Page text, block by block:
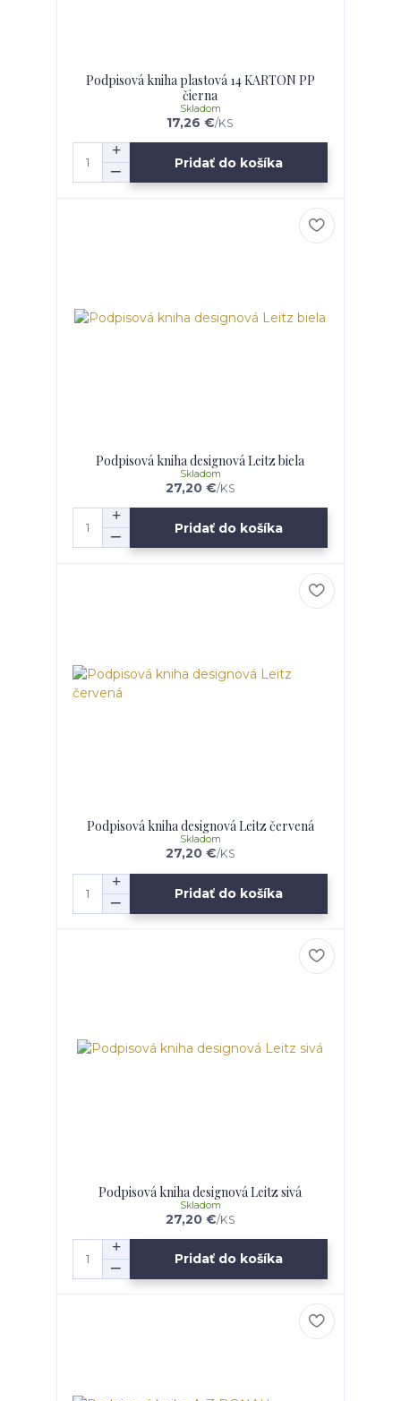
Podpisová kniha plastová 14 KARTON PP
čierna
17,26 €/KS
Skladom
Pridať do košíka
Podpisová kniha designová Leitz biela
27,20 €/KS
Skladom
Pridať do košíka
Podpisová kniha designová Leitz červená
27,20 €/KS
Skladom
Pridať do košíka
Podpisová kniha designová Leitz sivá
27,20 €/KS
Skladom
Pridať do košíka